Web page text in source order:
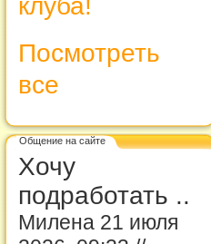
Посмотреть
все
Общение на сайте
Хочу
подработать ..
Милена 21 июля